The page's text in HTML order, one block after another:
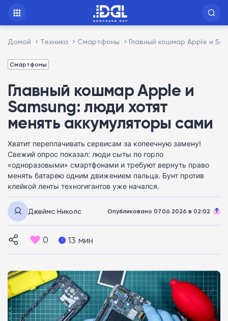
Домой Техника Смартфоны Главный кошмар Apple и
Смартфоны
Главный кошмар Apple и
Samsung: люди хотят
менять аккумуляторы сами
Хватит переплачивать сервисам за копеечную замену!
Свежий опрос показал: люди сыты по горло
«одноразовыми» смартфонами и требуют вернуть право
менять батарею одним движением пальца. Бунт против
клейкой ленты техногигантов уже начался.
Джеймс Николс Опубликовано 07.06.2026 в 02:02
0 13 мин